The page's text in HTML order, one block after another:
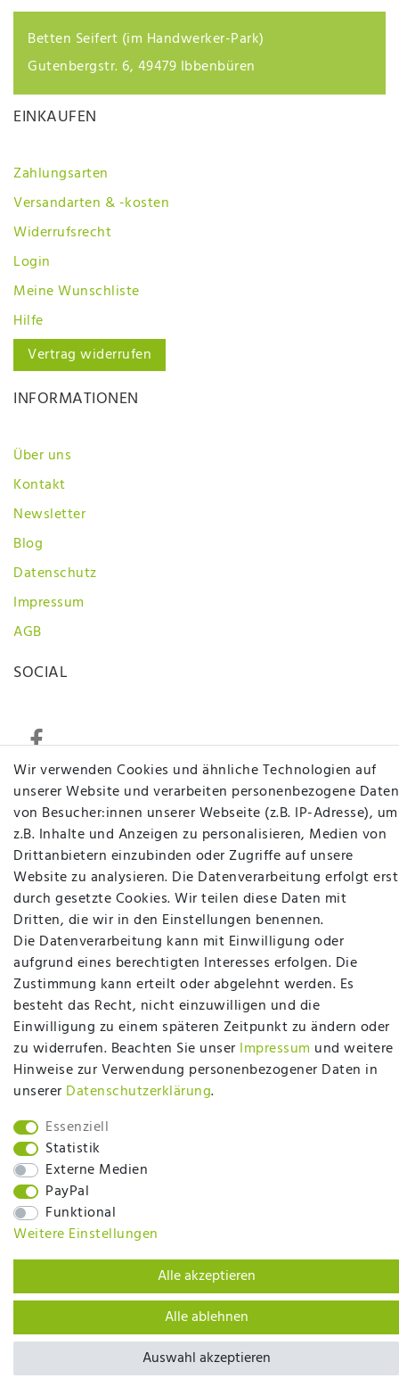
Betten Seifert (im Handwerker-Park)
Gutenbergstr. 6, 49479 Ibbenbüren
EINKAUFEN
Zahlungsarten
Versandarten & -kosten
Widerrufsrecht
Login
Meine Wunschliste
Hilfe
Vertrag widerrufen
INFORMATIONEN
Über uns
Kontakt
Newsletter
Blog
Datenschutz
Impressum
AGB
SOCIAL
Betten Seifert – Ihr Fachgeschäft für Betten,
Matratzen, Bettwaren & mehr in Ibbenbüren. Sie
möchten richtig gut schlafen, legen Wert auf
qualitativ hochwertige Produkte und eine solide
Fachberatung für Matratzen und andere
Bettwaren? Dann sind Sie bei uns genau richtig.
Ob online oder vor Ort im Fachgeschäft in
Ibbenbüren - wir beraten Sie gerne!
Mehr erfahren
Wir verwenden Cookies und ähnliche Technologien auf
unserer Website und verarbeiten personenbezogene Daten
von Besucher:innen unserer Webseite (z.B. IP-Adresse), um
z.B. Inhalte und Anzeigen zu personalisieren, Medien von
Drittanbietern einzubinden oder Zugriffe auf unsere
Website zu analysieren. Die Datenverarbeitung erfolgt erst
durch gesetzte Cookies. Wir teilen diese Daten mit
Dritten, die wir in den Einstellungen benennen.
Die Datenverarbeitung kann mit Einwilligung oder
aufgrund eines berechtigten Interesses erfolgen. Die
Zustimmung kann erteilt oder abgelehnt werden. Es
besteht das Recht, nicht einzuwilligen und die
Einwilligung zu einem späteren Zeitpunkt zu ändern oder
zu widerrufen. Beachten Sie unser Impressum und weitere
Hinweise zur Verwendung personenbezogener Daten in
unserer Daten­schutz­erklärung.
Essenziell
Statistik
Externe Medien
PayPal
Funktional
Weitere Einstellungen
Alle akzeptieren
Alle ablehnen
Auswahl akzeptieren